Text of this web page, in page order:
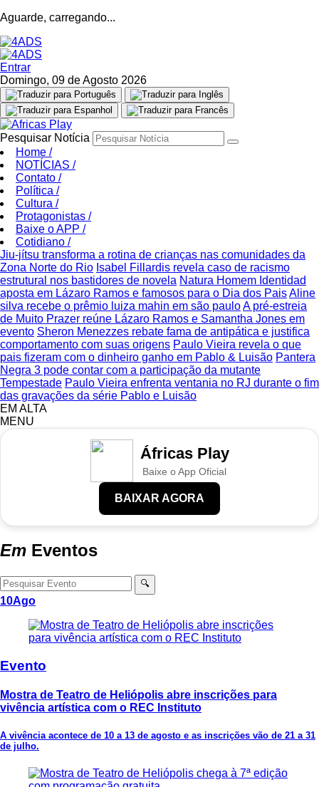
Aguarde, carregando...
Entrar
Domingo, 09 de Agosto 2026
Pesquisar Notícia
Home /
NOTÍCIAS /
Contato /
Política /
Cultura /
Protagonistas /
Baixe o APP /
Cotidiano /
Jiu-jítsu transforma a rotina de crianças nas comunidades da
Zona Norte do Rio Isabel Fillardis revela caso de racismo
estrutural nos bastidores de novela Natura Homem Identidad
aposta em Lázaro Ramos e famosos para o Dia dos PaisAline
silva recebe o prêmio luiza mahin em são pauloA pré-estreia
de Muito Prazer reúne Lázaro Ramos e Samantha Jones em
evento Sheron Menezzes rebate fama de antipática e justifica
comportamento com suas origens Paulo Vieira revela o que
pais fizeram com o dinheiro ganho em Pablo & Luisão Pantera
Negra 3 pode contar com a participação da mutante
Tempestade Paulo Vieira enfrenta ventania no RJ durante o fim
das gravações da série Pablo e Luisão
EM ALTA
MENU
Áfricas Play
Baixe o App Oficial
BAIXAR AGORA
Em Eventos
🔍
10Ago
Evento
Mostra de Teatro de Heliópolis abre inscrições para
vivência artística com o REC Instituto
A vivência acontece de 10 a 13 de agosto e as inscrições vão de 21 a 31
de julho.